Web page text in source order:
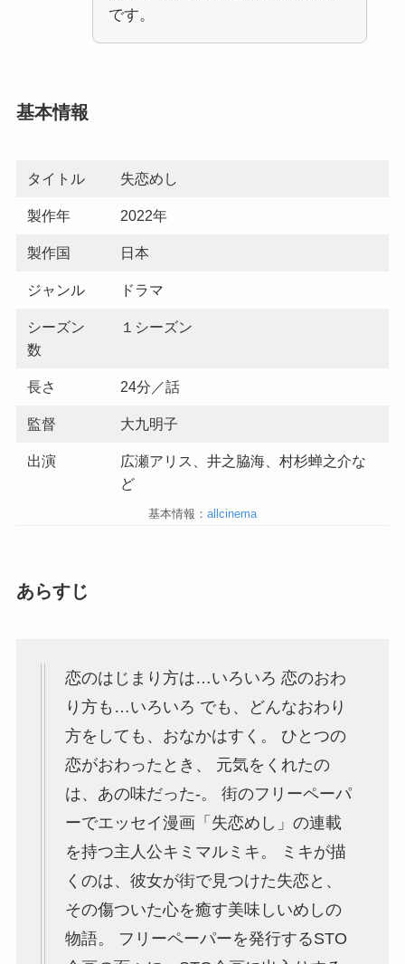
です。
基本情報
タイトル 失恋めし
製作年 2022年
製作国 日本
ジャンル ドラマ
シーズン
数
１シーズン
長さ 24分／話
監督 大九明子
出演
広瀬アリス、井之脇海、村杉蝉之介な
ど
基本情報： allcinema
あらすじ
恋のはじまり⽅は…いろいろ 恋のおわ
り⽅も…いろいろ でも、どんなおわり
⽅をしても、おなかはすく。 ひとつの
恋がおわったとき、 元気をくれたの
は、あの味だった-。 街のフリーペーパ
ーでエッセイ漫画「失恋めし」の連載
を持つ主人公キミマルミキ。 ミキが描
くのは、彼女が街で見つけた失恋と、
その傷ついた心を癒す美味しいめしの
物語。 フリーペーパーを発行するSTO